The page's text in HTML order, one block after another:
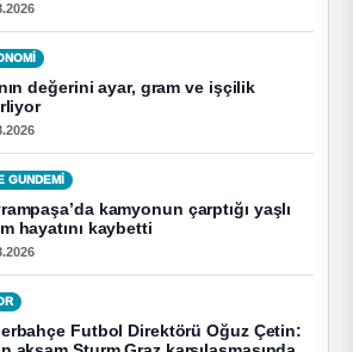
değerini ayar, gram ve işçilik
GUNDEMİ
kamyonun çarptığı yaşlı
hayatını kaybetti
Futbol Direktörü Oğuz Çetin: